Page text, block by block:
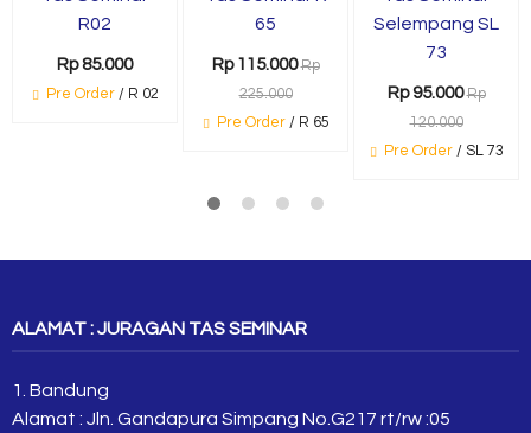
R02
Rp 85.000
Pre Order/ R 02
65
Rp 115.000 Rp
225.000
Pre Order/ R 65
Selempang SL
73
Rp 95.000 Rp
120.000
Pre Order/ SL 73
ALAMAT : JURAGAN TAS SEMINAR
1. Bandung
Alamat : Jln. Gandapura Simpang No.G217 rt/rw :05